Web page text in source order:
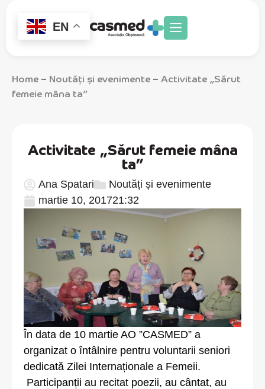
EN
Home – Noutăți și evenimente – Activitate „Sărut
femeie mâna ta”
Activitate „Sărut femeie mâna
ta”
Ana Spatari
Noutăți și evenimente
martie 10, 201721:32
În data de 10 martie AO ”CASMED” a
organizat o întâlnire pentru voluntarii seniori
dedicată Zilei Internaționale a Femeii.
Participanții au recitat poezii, au cântat, au